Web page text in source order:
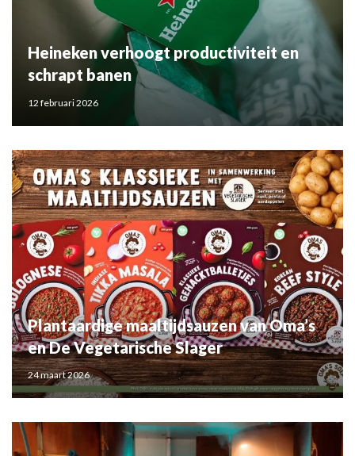
Heineken verhoogt productiviteit en
schrapt banen
12 februari 2026
Plantaardige maaltijdsauzen van Oma’s
en De Vegetarische Slager
24 maart 2026